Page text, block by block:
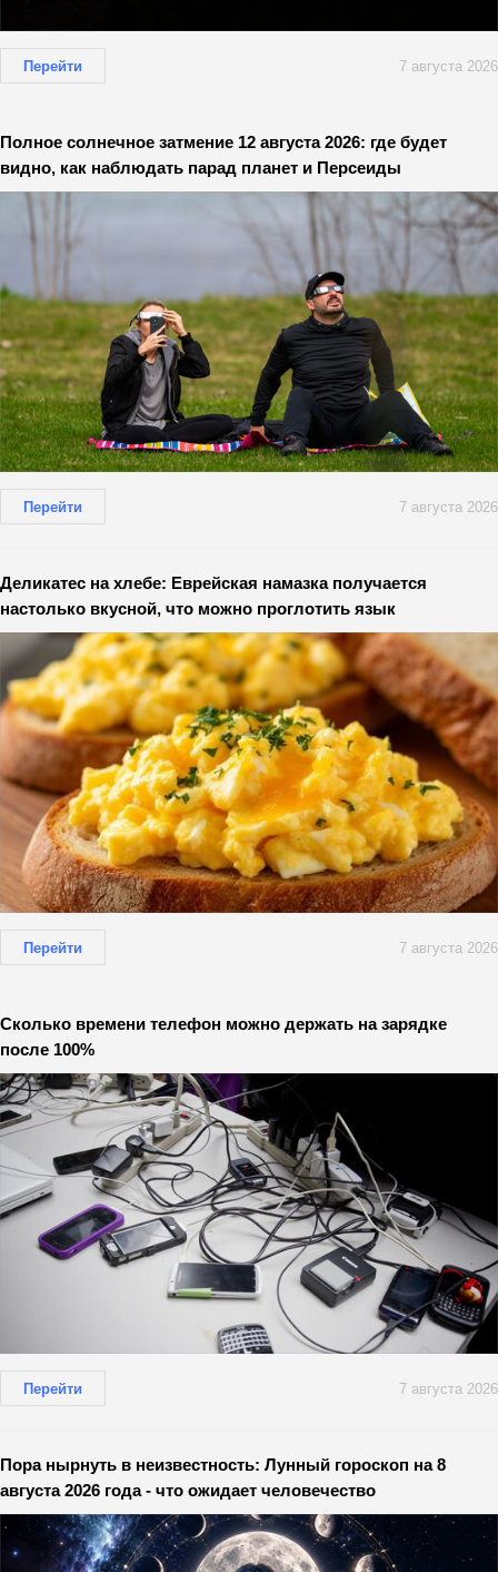
Перейти 7 августа 2026
Полное солнечное затмение 12 августа 2026: где будет
видно, как наблюдать парад планет и Персеиды
Перейти 7 августа 2026
Деликатес на хлебе: Еврейская намазка получается
настолько вкусной, что можно проглотить язык
Перейти 7 августа 2026
Сколько времени телефон можно держать на зарядке
после 100%
Перейти 7 августа 2026
Пора нырнуть в неизвестность: Лунный гороскоп на 8
августа 2026 года - что ожидает человечество